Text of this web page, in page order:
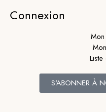
Connexion
S'ABONNER À